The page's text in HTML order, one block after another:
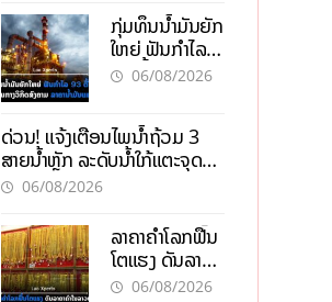
ລະບາດທົ່ວ
ປະເທດ
ກຸ່ມທຶນນ້ຳມັນຍັກ
ໃຫຍ່ ຟັນກຳໄລ
93 ຕື້ໂດລາ
ນໍ້າມັນແພງ
06/08/2026
ດ່ວນ! ແຈ້ງເຕືອນໄພນໍ້າຖ້ວມ 3
ສາຍນໍ້າຫຼັກ ລະດັບນໍ້າໃກ້ແຕະຈຸດ
ອັນຕະລາຍ
06/08/2026
ລາຄາຄຳໂລກຟື້ນ
ໂຕແຮງ ດັນລາຄາ
ຄຳໃນລາວທະລຸ
06/08/2026